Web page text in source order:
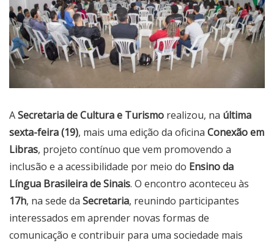
ASecretaria de Cultura e Turismo realizou, na última
sexta-feira (19), mais uma edição da oficina Conexão em
Libras, projeto contínuo que vem promovendo a
inclusão e a acessibilidade por meio do Ensino da
Língua Brasileira de Sinais. O encontro aconteceu às
17h, na sede da Secretaria, reunindo participantes
interessados em aprender novas formas de
comunicação e contribuir para uma sociedade mais